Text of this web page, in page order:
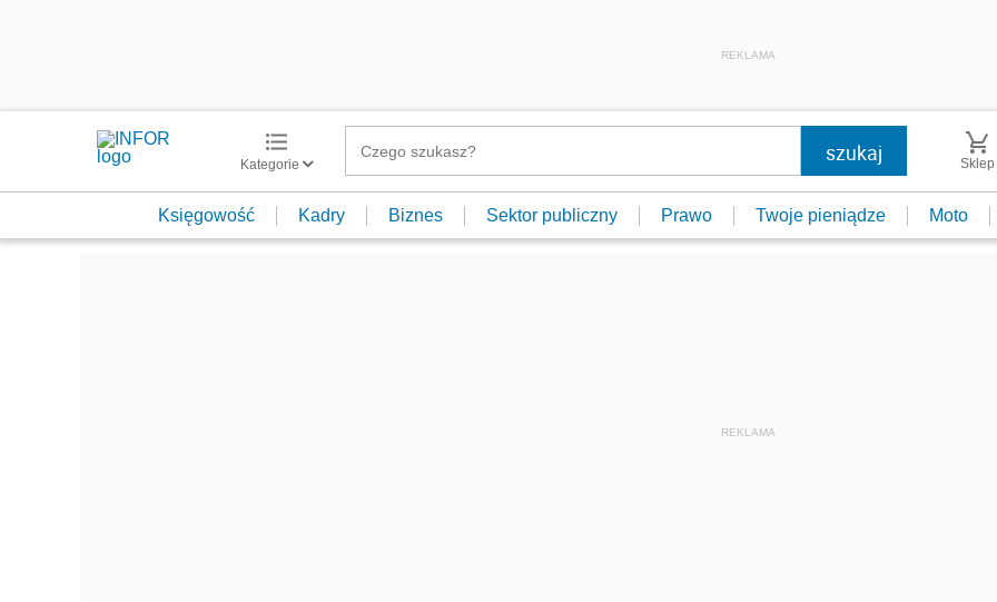
REKLAMA
Kategorie Sklep
Księgowość Kadry Biznes Sektor publiczny Prawo Twoje pieniądze Moto